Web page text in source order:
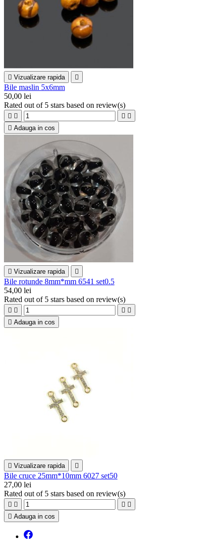
 Vizualizare rapida 
Bile maslin 5x6mm
50,00 lei
Rated out of 5 stars based on review(s)
   
 Adauga in cos
 Vizualizare rapida 
Bile rotunde 8mm*mm 6541 set0.5
54,00 lei
Rated out of 5 stars based on review(s)
   
 Adauga in cos
 Vizualizare rapida 
Bile cruce 25mm*10mm 6027 set50
27,00 lei
Rated out of 5 stars based on review(s)
   
 Adauga in cos